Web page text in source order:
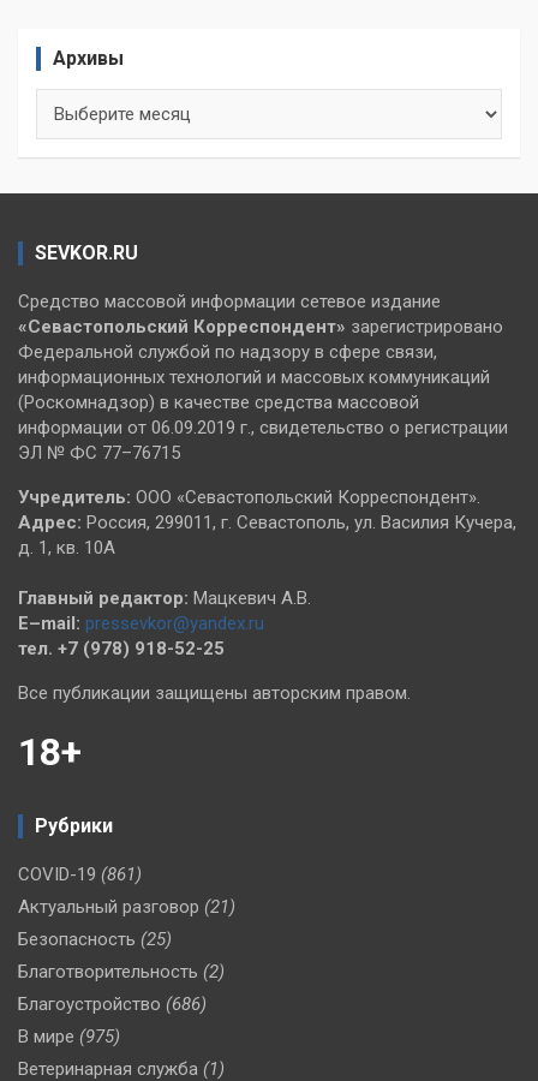
Архивы
SEVKOR.RU
Средство массовой информации сетевое издание
«Севастопольский Корреспондент» зарегистрировано
Федеральной службой по надзору в сфере связи,
информационных технологий и массовых коммуникаций
(Роскомнадзор) в качестве средства массовой
информации от 06.09.2019 г., свидетельство о регистрации
ЭЛ № ФС 77–76715
Учредитель: ООО «Севастопольский Корреспондент».
Адрес: Россия, 299011, г. Севастополь, ул. Василия Кучера,
д. 1, кв. 10А
Главный редактор: Мацкевич А.В.
E–mail: pressevkor@yandex.ru
тел. +7 (978) 918-52-25
Все публикации защищены авторским правом.
18+
Рубрики
COVID-19 (861)
Актуальный разговор (21)
Безопасность (25)
Благотворительность (2)
Благоустройство (686)
В мире (975)
Ветеринарная служба (1)